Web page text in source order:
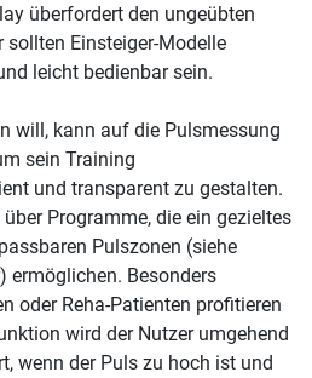
überfordert den ungeübten
Einsteiger-Modelle
leicht bedienbar sein.
will, kann auf die Pulsmessung
sein Training
und transparent zu gestalten.
Programme, die ein gezieltes
Pulszonen (siehe
ermöglichen. Besonders
oder Reha-Patienten profitieren
wird der Nutzer umgehend
wenn der Puls zu hoch ist und